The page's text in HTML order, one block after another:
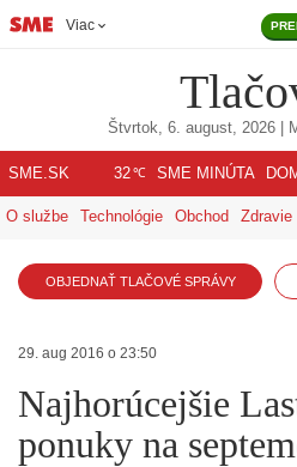
Viac
Štvrtok, 6. august, 2026|
SME.SK 32℃ SME MINÚTA
O službe Technológie Obchod Zdravie
OBJEDNAŤ TLAČOVÉ SPRÁVY
29. aug 2016 o 23:50
Najhorúcejšie
ponuky na